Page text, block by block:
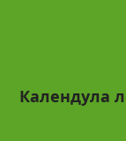
Календула